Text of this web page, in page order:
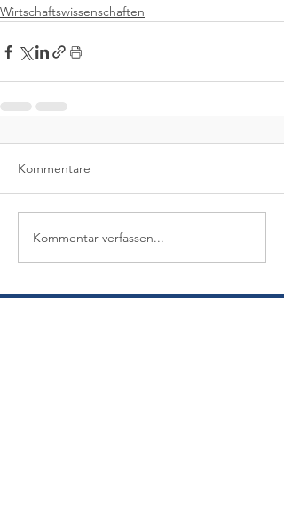
Wirtschaftswissenschaften
Kommentare
Kommentar verfassen...